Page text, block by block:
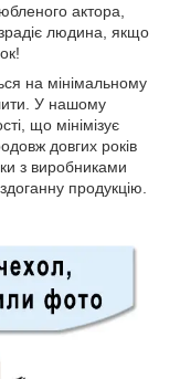
актора,
зрадіє людина, якщо
на мінімальному
У нашому
що мінімізує
довгих років
з виробниками
продукцію.